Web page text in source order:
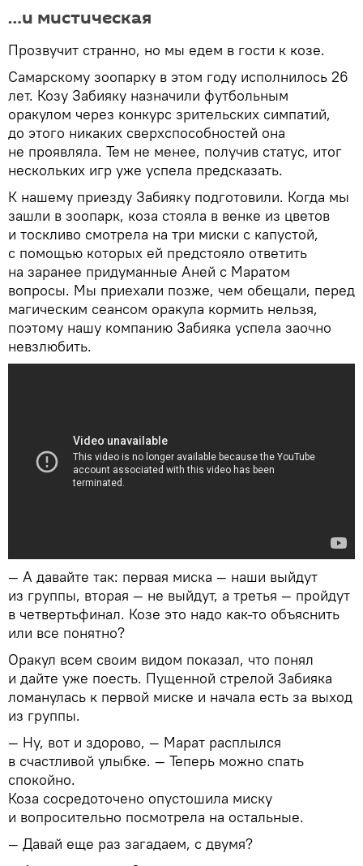
…и мистическая
Прозвучит странно, но мы едем в гости к козе.
Самарскому зоопарку в этом году исполнилось 26
лет. Козу Забияку назначили футбольным
оракулом через конкурс зрительских симпатий,
до этого никаких сверхспособностей она
не проявляла. Тем не менее, получив статус, итог
нескольких игр уже успела предсказать.
К нашему приезду Забияку подготовили. Когда мы
зашли в зоопарк, коза стояла в венке из цветов
и тоскливо смотрела на три миски с капустой,
с помощью которых ей предстояло ответить
на заранее придуманные Аней с Маратом
вопросы. Мы приехали позже, чем обещали, перед
магическим сеансом оракула кормить нельзя,
поэтому нашу компанию Забияка успела заочно
невзлюбить.
— А давайте так: первая миска — наши выйдут
из группы, вторая — не выйдут, а третья — пройдут
в четвертьфинал. Козе это надо как-то объяснить
или все понятно?
Оракул всем своим видом показал, что понял
и дайте уже поесть. Пущенной стрелой Забияка
ломанулась к первой миске и начала есть за выход
из группы.
— Ну, вот и здорово, — Марат расплылся
в счастливой улыбке. — Теперь можно спать
спокойно.
Коза сосредоточено опустошила миску
и вопросительно посмотрела на остальные.
— Давай еще раз загадаем, с двумя?